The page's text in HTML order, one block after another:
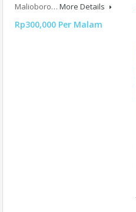
Malioboro… More Details
Rp300,000 Per Malam